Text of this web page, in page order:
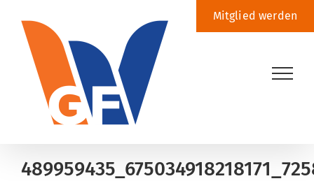
Inhalt
springen
Mitglied werden